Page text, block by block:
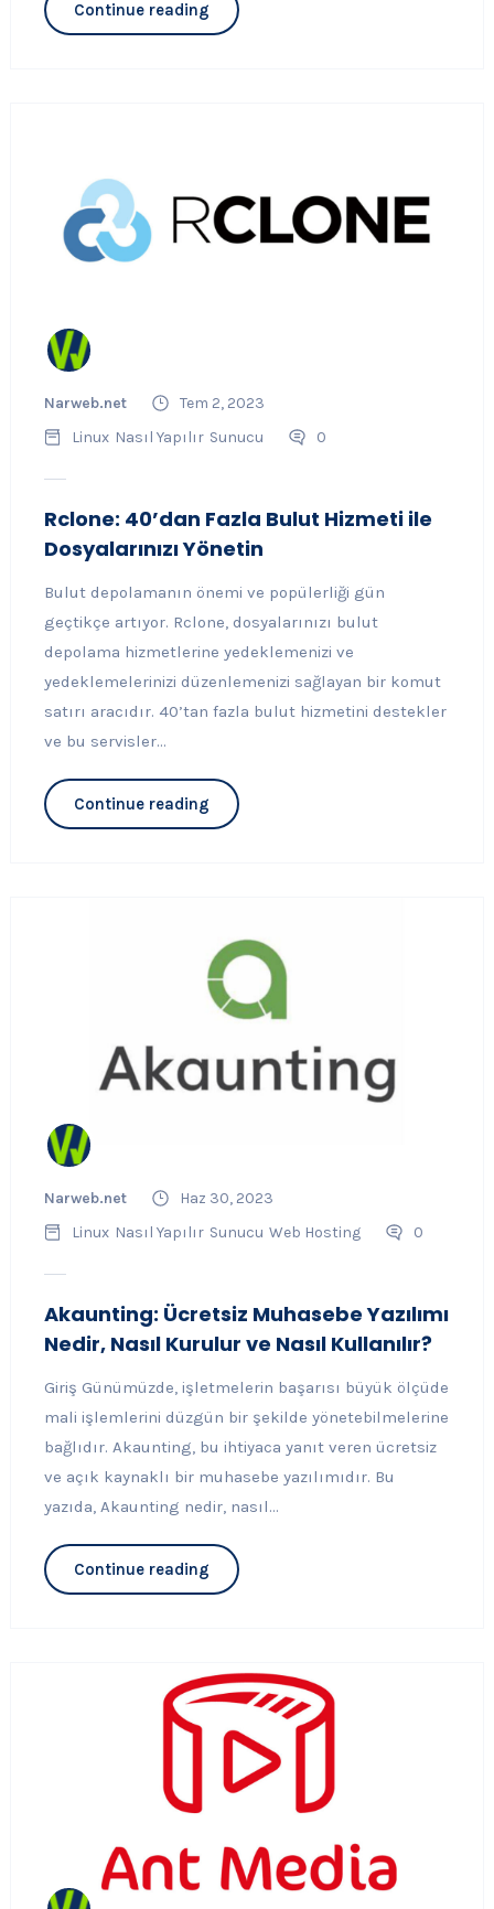
Continue reading
Narweb.net
Tem 2, 2023
Linux Nasıl Yapılır Sunucu 0
Rclone: 40’dan Fazla Bulut Hizmeti ile
Dosyalarınızı Yönetin
Bulut depolamanın önemi ve popülerliği gün
geçtikçe artıyor. Rclone, dosyalarınızı bulut
depolama hizmetlerine yedeklemenizi ve
yedeklemelerinizi düzenlemenizi sağlayan bir komut
satırı aracıdır. 40’tan fazla bulut hizmetini destekler
ve bu servisler...
Continue reading
Narweb.net
Haz 30, 2023
Linux Nasıl Yapılır Sunucu Web Hosting 0
Akaunting: Ücretsiz Muhasebe Yazılımı
Nedir, Nasıl Kurulur ve Nasıl Kullanılır?
Giriş Günümüzde, işletmelerin başarısı büyük ölçüde
mali işlemlerini düzgün bir şekilde yönetebilmelerine
bağlıdır. Akaunting, bu ihtiyaca yanıt veren ücretsiz
ve açık kaynaklı bir muhasebe yazılımıdır. Bu
yazıda, Akaunting nedir, nasıl...
Continue reading